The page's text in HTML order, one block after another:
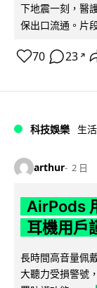
下地震一刻，醫
保出口流通。片
70 23 ↗
科技娛樂 生
arthur 2 日
AirPods
耳機用戶
長時間高音量佩
大聽力受損警號